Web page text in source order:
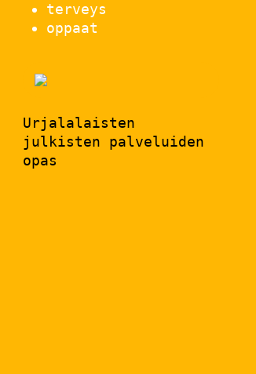
terveys
oppaat
Urjalalaisten
julkisten palveluiden
opas